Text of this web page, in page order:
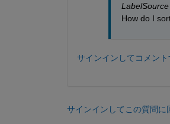
LabelSource
How do I
サインインしてコメント
サインインしてこの質問に